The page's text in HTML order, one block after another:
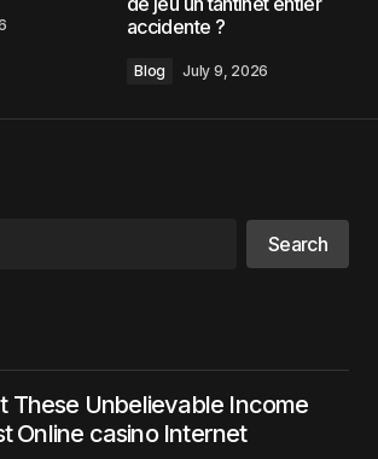
accidente ?
Blog July 9, 2026
Search
These Unbelievable Income
Online casino Internet